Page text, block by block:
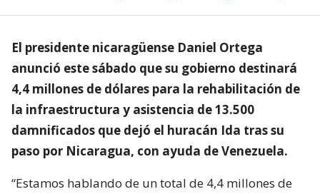
El presidente nicaragüense Daniel Ortega
anunció este sábado que su gobierno destinará
4,4 millones de dólares para la rehabilitación de
la infraestructura y asistencia de 13.500
damnificados que dejó el huracán Ida tras su
paso por Nicaragua, con ayuda de Venezuela.
“Estamos hablando de un total de 4,4 millones de